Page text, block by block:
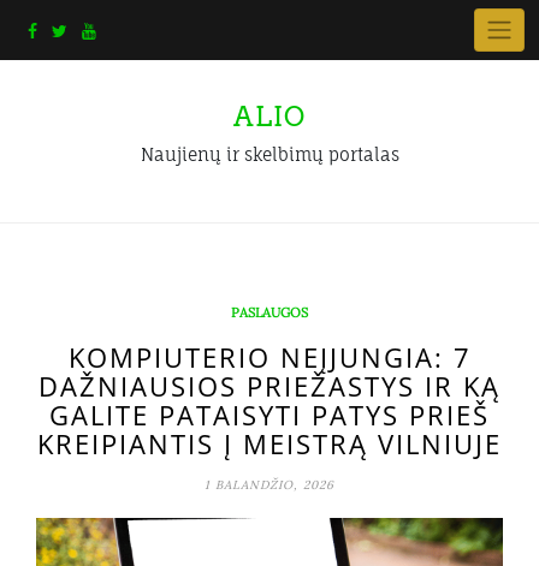
ALIO
Naujienų ir skelbimų portalas
PASLAUGOS
KOMPIUTERIO NEĮJUNGIA: 7
DAŽNIAUSIOS PRIEŽASTYS IR KĄ
GALITE PATAISYTI PATYS PRIEŠ
KREIPIANTIS Į MEISTRĄ VILNIUJE
1 BALANDŽIO, 2026